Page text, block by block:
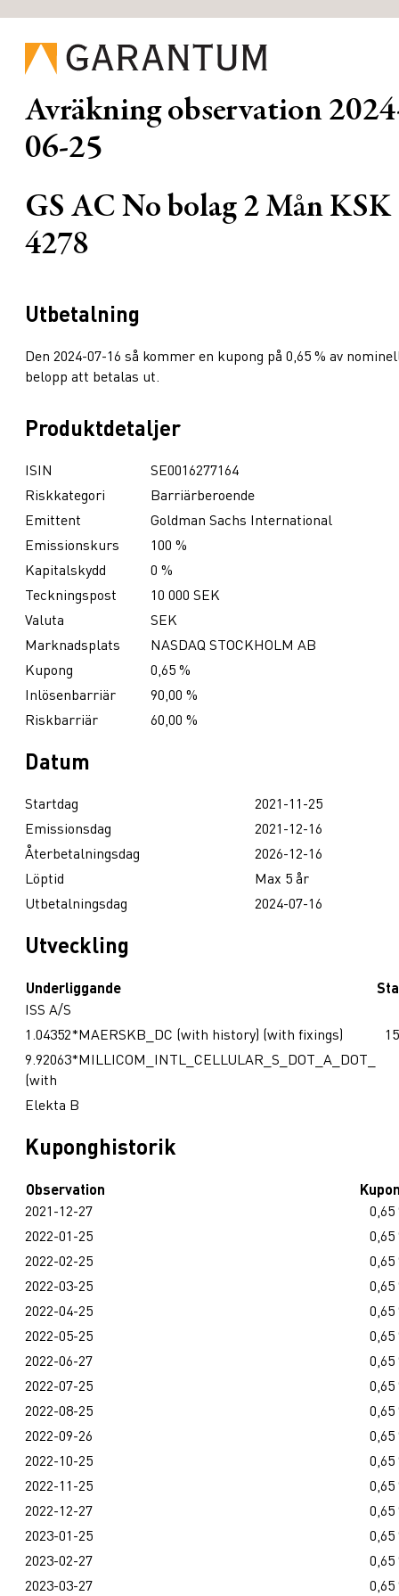
Avräkning observation
06-25
GS AC No bolag 2 Mån KSK
4278
Utbetalning
Den 2024-07-16 så kommer en kupong på 0,65 % av
belopp att betalas ut.
Produktdetaljer
ISIN
SE0016277164
Riskkategori
Barriärberoende
Emittent
Goldman Sachs International
Emissionskurs
100 %
Kapitalskydd
0 %
Teckningspost
10 000 SEK
Valuta
SEK
Marknadsplats
NASDAQ STOCKHOLM AB
Kupong
0,65 %
Inlösenbarriär
90,00 %
Riskbarriär
60,00 %
Datum
Startdag
2021-11-25
Emissionsdag
2021-12-16
Återbetalningsdag
2026-12-16
Löptid
Max 5 år
Utbetalningsdag
2024-07-16
Utveckling
Underliggande
ISS A/S
1.04352*MAERSKB_DC (with history) (with fixings)
9.92063*MILLICOM_INTL_CELLULAR_S_DOT_A_DOT_
(with
Elekta B
Kuponghistorik
Observation
2021-12-27
0,65
2022-01-25
0,65
2022-02-25
0,65
2022-03-25
0,65
2022-04-25
0,65
2022-05-25
0,65
2022-06-27
0,65
2022-07-25
0,65
2022-08-25
0,65
2022-09-26
0,65
2022-10-25
0,65
2022-11-25
0,65
2022-12-27
0,65
2023-01-25
0,65
2023-02-27
0,65
2023-03-27
0,65